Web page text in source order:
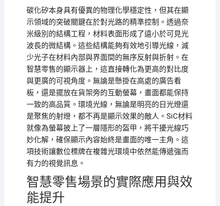
碳化矽本身具有優異的物理化學穩定性，但其在顯
示領域的突破關鍵在於對光路的精準控制。透過奈
米級別的結構工程，材料表面形成了遠小於可見光
波長的微結構。這些結構能夠有效地引導光線，減
少光子在材料內部與界面間的無序反射與折射。在
智慧零售的顯示器上，這直接轉化為更高的對比度
與更廣的可視角度。無論是懸掛在高處的廣告看
板，還是擺放在貨架旁的互動螢幕，畫面都能保持
一致的高品質。環境光線，無論是明亮的日光燈還
是聚焦的射燈，都不再是顯示效果的敵人。SiC材料
就像為螢幕披上了一層隱形的盔甲，將干擾光線巧
妙化解，確保顯示內容始終是畫面的唯一主角。這
項技術讓數位標牌在複雜光環境中依然能傳遞強而
有力的視覺訊息。
智慧零售場景的實際應用與效
能提升